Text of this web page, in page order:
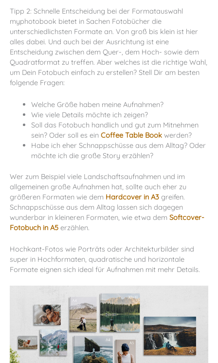
Tipp 2: Schnelle Entscheidung bei der Formatauswahl
myphotobook bietet in Sachen Fotobücher die
unterschiedlichsten Formate an. Von groß bis klein ist hier
alles dabei. Und auch bei der Ausrichtung ist eine
Entscheidung zwischen dem Quer-, dem Hoch- sowie dem
Quadratformat zu treffen. Aber welches ist die richtige Wahl,
um Dein Fotobuch einfach zu erstellen? Stell Dir am besten
folgende Fragen:
Welche Größe haben meine Aufnahmen?
Wie viele Details möchte ich zeigen?
Soll das Fotobuch handlich und gut zum Mitnehmen
sein? Oder soll es ein Coffee Table Bookwerden?
Habe ich eher Schnappschüsse aus dem Alltag? Oder
möchte ich die große Story erzählen?
Wer zum Beispiel viele Landschaftsaufnahmen und im
allgemeinen große Aufnahmen hat, sollte auch eher zu
größeren Formaten wie dem Hardcover in A3 greifen.
Schnappschüsse aus dem Alltag lassen sich dagegen
wunderbar in kleineren Formaten, wie etwa dem Softcover-
Fotobuch in A5 erzählen.
Hochkant-Fotos wie Porträts oder Architekturbilder sind
super in Hochformaten, quadratische und horizontale
Formate eignen sich ideal für Aufnahmen mit mehr Details.